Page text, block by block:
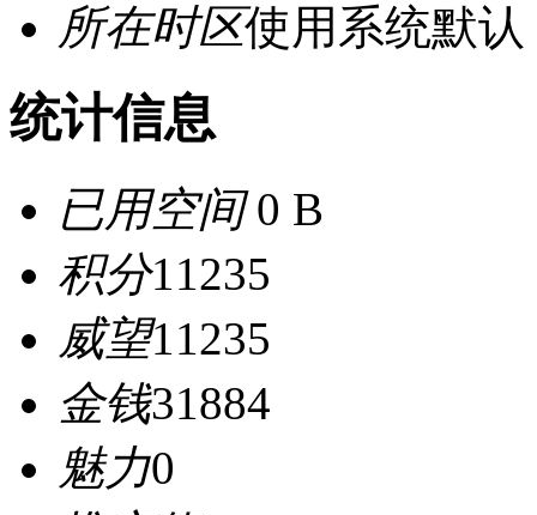
所在时区使用系统默认
统计信息
已用空间0 B
积分11235
威望11235
金钱31884
魅力0